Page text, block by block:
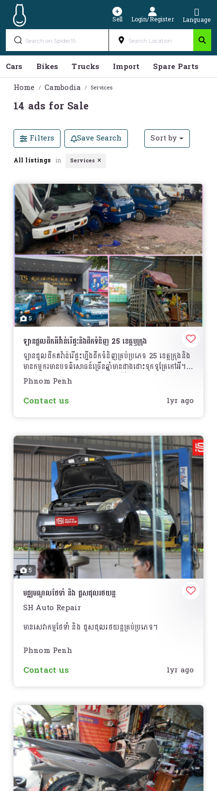
Sell Login/Register Language
Cars Bikes Trucks Import Spare Parts
Home
Cambodia Services
14 ads for Sale
Filters Save Search Sort by
All listings in Services
5
ឡានជួលដឹកអីវ៉ាន់រើផ្ទះនិងដឹកទំនិញ 25 ខេត្តឬក្រុង
ឡានជួលដឹកឥវ៉ាន់រើផ្ទះហ្នឹងដឹកទំនិញគ្រប់ប្រភេទ 25 ខេត្តក្រុងនិង
មានកម្មករមានបទពិសោធន៍ច្រើនឆ្នាំមានជាងដោះទុកទូគ្រែកៅអី។
ដំឡើងវិញមានបទពិសោធន៍ច្រើនឆ្នាំ។ព័ត៌មានបន្ថែមទាក់ទង
Phnom Penh
Contact us 1yr ago
5
មជ្ឈមណ្ឌលថែទាំ និង ជួសជុលរថយន្ត
SH Auto Repair
មានសេវាកម្មថែទាំ និង ជួសជុលរថយន្តគ្រប់ប្រភេទ។
Phnom Penh
Contact us 1yr ago